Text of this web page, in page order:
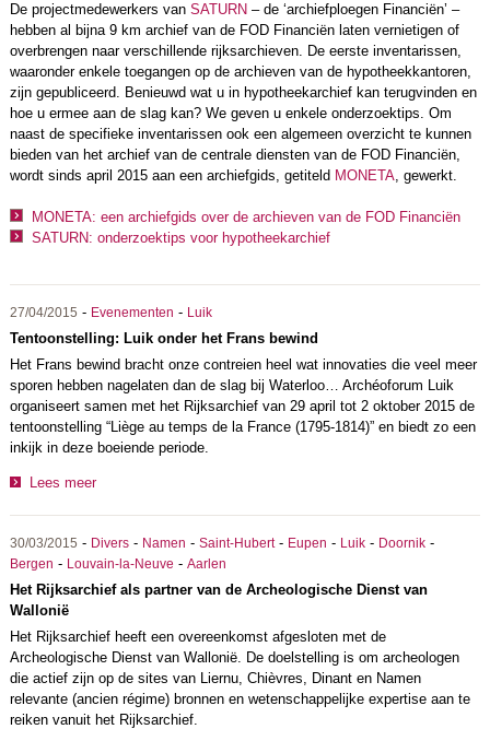
De projectmedewerkers van SATURN – de ‘archiefploegen Financiën’ –
hebben al bijna 9 km archief van de FOD Financiën laten vernietigen of
overbrengen naar verschillende rijksarchieven. De eerste inventarissen,
waaronder enkele toegangen op de archieven van de hypotheekkantoren,
zijn gepubliceerd. Benieuwd wat u in hypotheekarchief kan terugvinden en
hoe u ermee aan de slag kan? We geven u enkele onderzoektips. Om
naast de specifieke inventarissen ook een algemeen overzicht te kunnen
bieden van het archief van de centrale diensten van de FOD Financiën,
wordt sinds april 2015 aan een archiefgids, getiteld MONETA, gewerkt.
MONETA: een archiefgids over de archieven van de FOD Financiën
SATURN: onderzoektips voor hypotheekarchief
27/04/2015 - Evenementen - Luik
Tentoonstelling: Luik onder het Frans bewind
Het Frans bewind bracht onze contreien heel wat innovaties die veel meer
sporen hebben nagelaten dan de slag bij Waterloo… Archéoforum Luik
organiseert samen met het Rijksarchief van 29 april tot 2 oktober 2015 de
tentoonstelling “Liège au temps de la France (1795-1814)” en biedt zo een
inkijk in deze boeiende periode.
Lees meer
30/03/2015 - Divers- Namen - Saint-Hubert- Eupen - Luik- Doornik-
Bergen - Louvain-la-Neuve - Aarlen
Het Rijksarchief als partner van de Archeologische Dienst van
Wallonië
Het Rijksarchief heeft een overeenkomst afgesloten met de
Archeologische Dienst van Wallonië. De doelstelling is om archeologen
die actief zijn op de sites van Liernu, Chièvres, Dinant en Namen
relevante (ancien régime) bronnen en wetenschappelijke expertise aan te
reiken vanuit het Rijksarchief.